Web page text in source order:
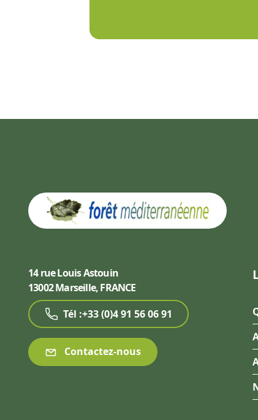
14 rue Louis Astouin
13002 Marseille, FRANCE
Tél :+33 (0)4 91 56 06 91
Contactez-nous